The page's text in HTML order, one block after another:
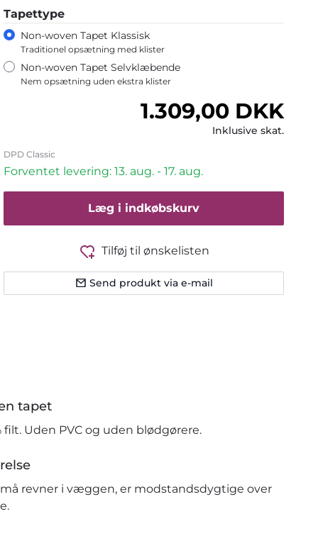
Tapettype
Non-woven Tapet Klassisk
Traditionel opsætning med klister
Non-woven Tapet Selvklæbende
Nem opsætning uden ekstra klister
Normalpris
1.309,00 DKK
Inklusive skat.
DPD Classic
Forventet levering: 13. aug. - 17. aug.
Læg i indkøbskurv
Tilføj til ønskelisten
Send produkt via e-mail
tapet
filt. Uden PVC og uden blødgørere.
revner i væggen, er modstandsdygtige over